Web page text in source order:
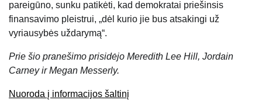
pareigūno, sunku patikėti, kad demokratai priešinsis
finansavimo pleistrui, „dėl kurio jie bus atsakingi už
vyriausybės uždarymą“.
Prie šio pranešimo prisidėjo Meredith Lee Hill, Jordain
Carney ir Megan Messerly.
Nuoroda į informacijos šaltinį